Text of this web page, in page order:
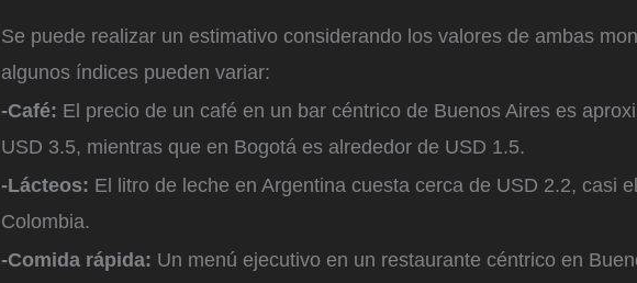
Se puede realizar un estimativo considerando los valores de ambas
algunos índices pueden variar:
-Café: El precio de un café en un bar céntrico de Buenos Aires es
USD 3.5, mientras que en Bogotá es alrededor de USD 1.5.
-Lácteos: El litro de leche en Argentina cuesta cerca de USD 2.2, casi
Colombia.
-Comida rápida: Un menú ejecutivo en un restaurante céntrico en